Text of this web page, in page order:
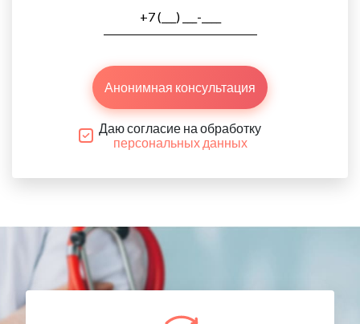
Анонимная консультация
Даю согласие на обработку
персональных данных